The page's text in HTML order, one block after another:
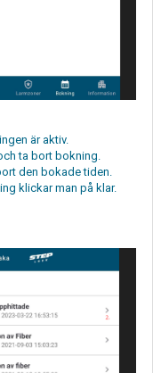
är aktiv.
ta bort bokning.
den bokade tiden.
klickar man på klar.